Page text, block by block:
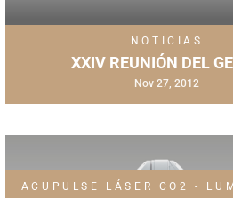
NOTICIAS
XXIV REUNIÓN DEL
Nov 27, 2012
ACUPULSE LÁSER CO2 -